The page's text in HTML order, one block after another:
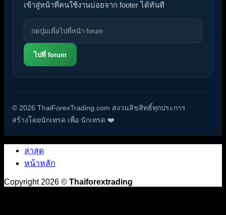
เข้าสู่หน้าที่คนใช้งานบ่อยจาก footer ได้ทันที
ไปที่ forum
© 2026 ThaiForexTrading.com สงวนลิขสิทธิ์ทุกประการ
สร้างโดยนักเทรด เพื่อ นักเทรด ❤️
ล่าสุด
หน้าหลัก
Copyright 2026 © Thaiforextrading